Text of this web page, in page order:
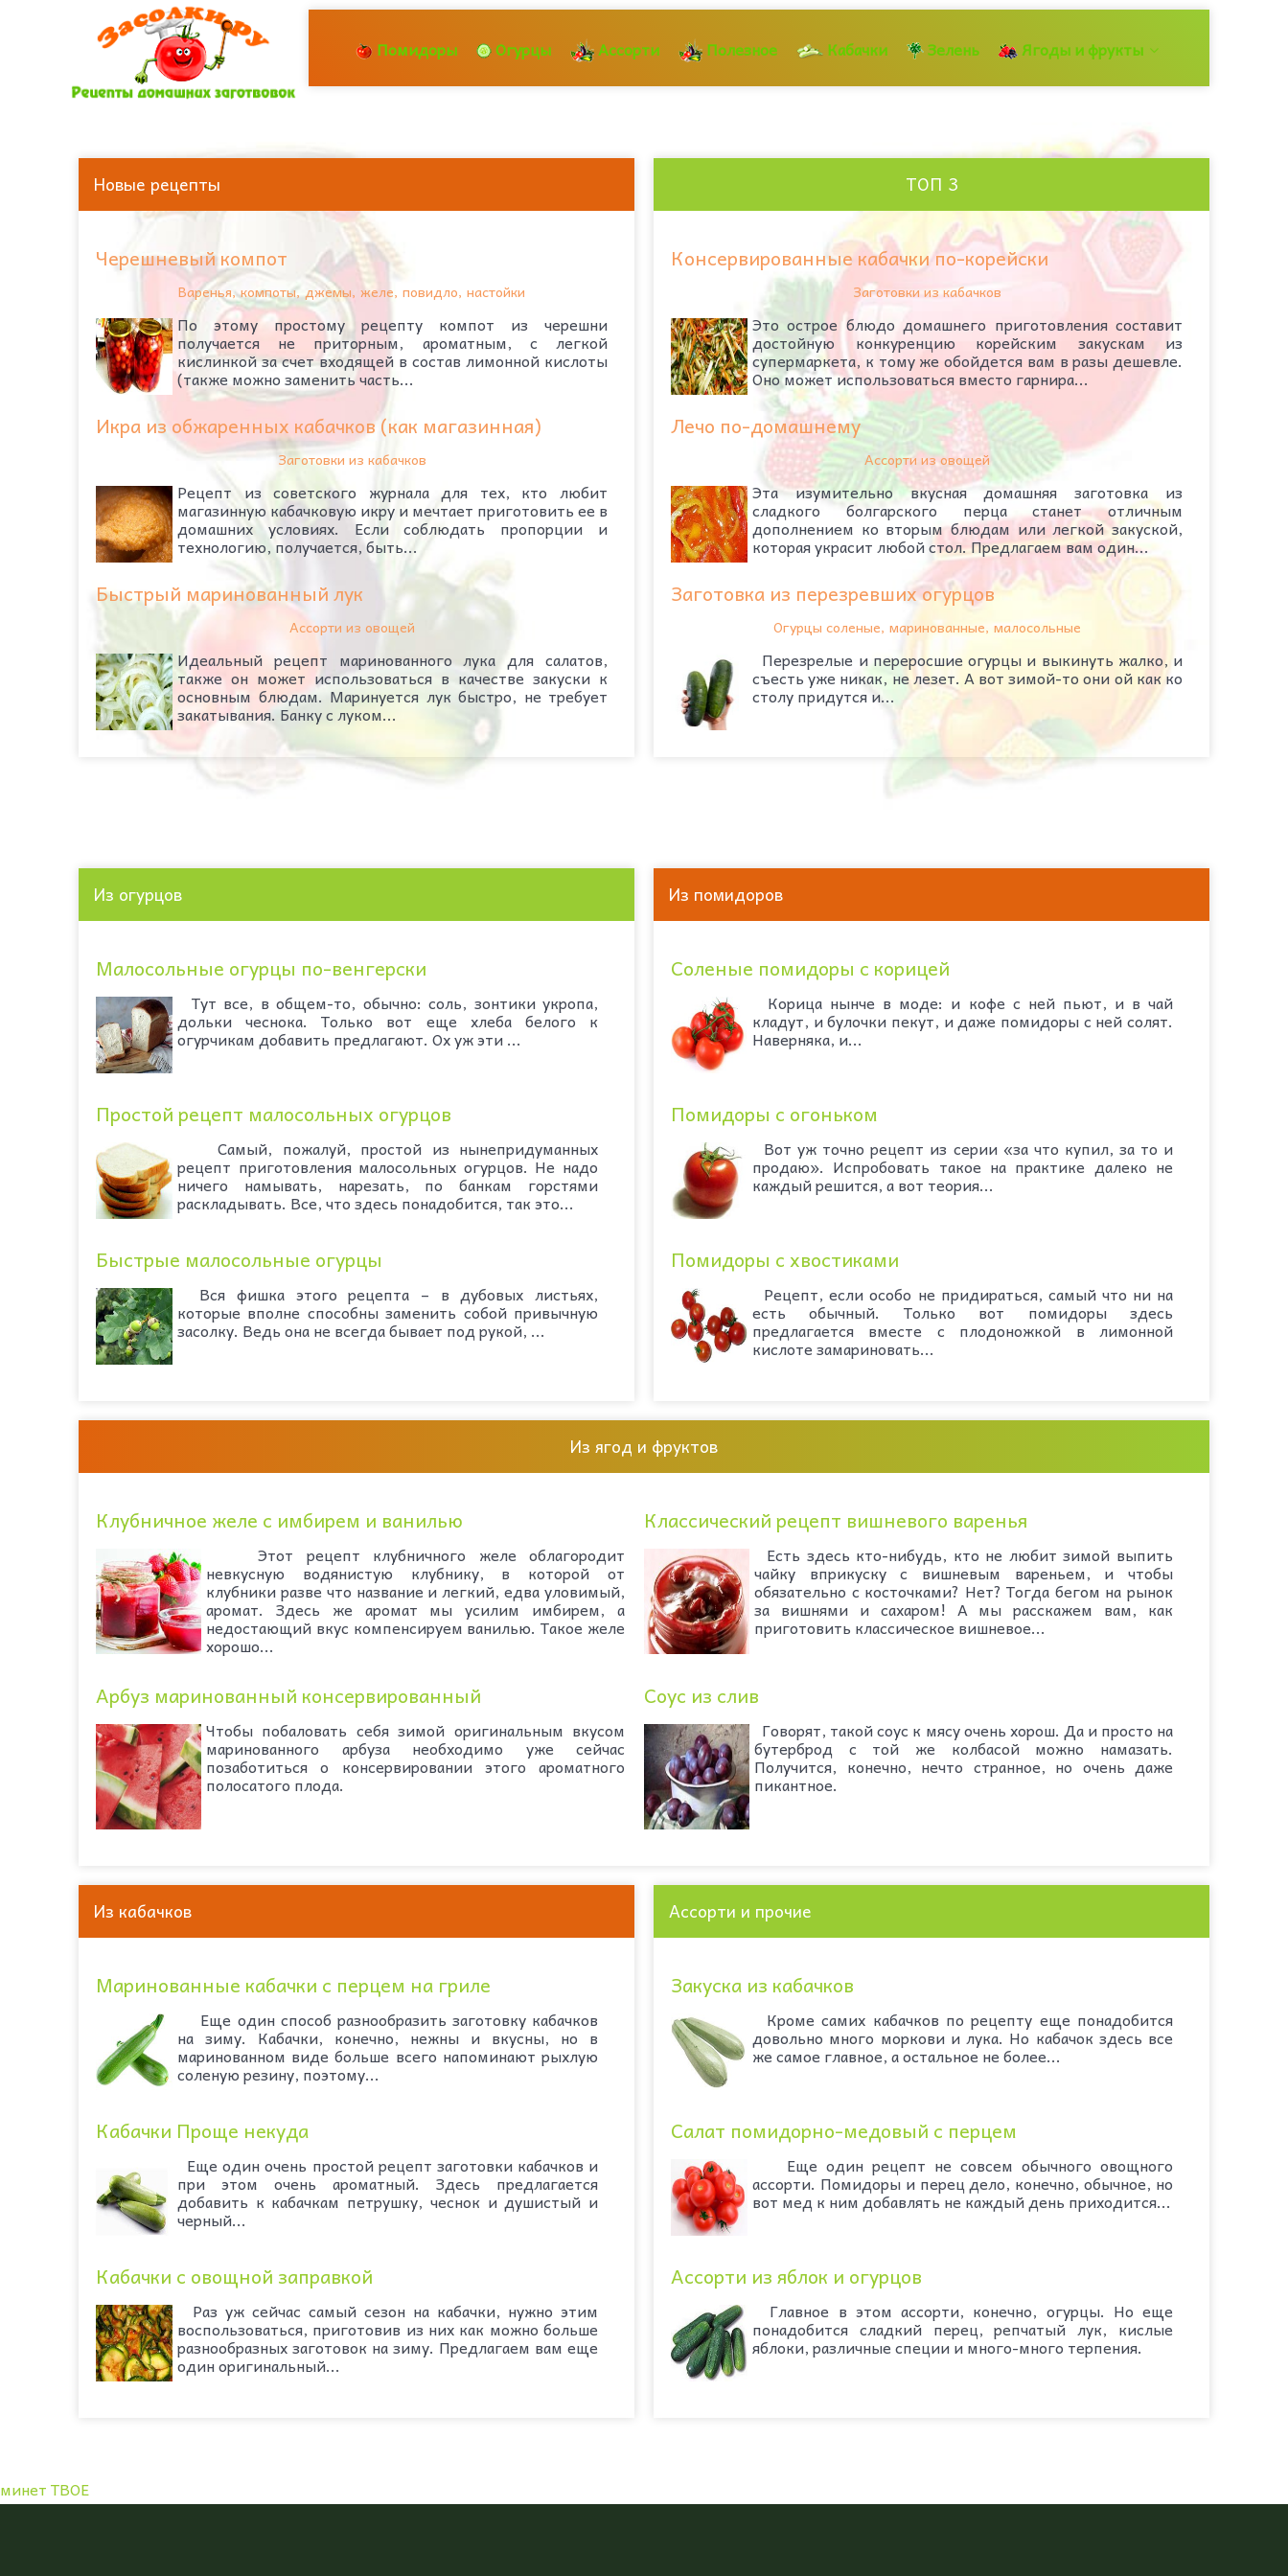
Помидоры Огурцы Ассорти Полезное Кабачки Зелень Ягоды и фрукты
Новые рецепты
Черешневый компот
Варенья, компоты, джемы, желе, повидло, настойки
По этому простому рецепту компот из черешни
получается не приторным, ароматным, с легкой
кислинкой за счет входящей в состав лимонной кислоты
(также можно заменить часть...
Икра из обжаренных кабачков (как магазинная)
Заготовки из кабачков
Рецепт из советского журнала для тех, кто любит
магазинную кабачковую икру и мечтает приготовить ее в
домашних условиях. Если соблюдать пропорции и
технологию, получается, быть...
Быстрый маринованный лук
Ассорти из овощей
Идеальный рецепт маринованного лука для салатов,
также он может использоваться в качестве закуски к
основным блюдам. Маринуется лук быстро, не требует
закатывания. Банку с луком...
ТОП 3
Консервированные кабачки по-корейски
Заготовки из кабачков
Это острое блюдо домашнего приготовления составит
достойную конкуренцию корейским закускам из
супермаркета, к тому же обойдется вам в разы дешевле.
Оно может использоваться вместо гарнира...
Лечо по-домашнему
Ассорти из овощей
Эта изумительно вкусная домашняя заготовка из
сладкого болгарского перца станет отличным
дополнением ко вторым блюдам или легкой закуской,
которая украсит любой стол. Предлагаем вам один...
Заготовка из перезревших огурцов
Огурцы соленые, маринованные, малосольные
Перезрелые и переросшие огурцы и выкинуть жалко, и
съесть уже никак, не лезет. А вот зимой-то они ой как ко
столу придутся и...
Из огурцов
Малосольные огурцы по-венгерски
Тут все, в общем-то, обычно: соль, зонтики укропа,
дольки чеснока. Только вот еще хлеба белого к
огурчикам добавить предлагают. Ох уж эти ...
Простой рецепт малосольных огурцов
Самый, пожалуй, простой из нынепридуманных
рецепт приготовления малосольных огурцов. Не надо
ничего намывать, нарезать, по банкам горстями
раскладывать. Все, что здесь понадобится, так это...
Быстрые малосольные огурцы
Вся фишка этого рецепта – в дубовых листьях,
которые вполне способны заменить собой привычную
засолку. Ведь она не всегда бывает под рукой, ...
Из помидоров
Соленые помидоры с корицей
Корица нынче в моде: и кофе с ней пьют, и в чай
кладут, и булочки пекут, и даже помидоры с ней солят.
Наверняка, и...
Помидоры с огоньком
Вот уж точно рецепт из серии «за что купил, за то и
продаю». Испробовать такое на практике далеко не
каждый решится, а вот теория...
Помидоры с хвостиками
Рецепт, если особо не придираться, самый что ни на
есть обычный. Только вот помидоры здесь
предлагается вместе с плодоножкой в лимонной
кислоте замариновать...
Из ягод и фруктов
Клубничное желе с имбирем и ванилью
Этот рецепт клубничного желе облагородит
невкусную водянистую клубнику, в которой от
клубники разве что название и легкий, едва уловимый,
аромат. Здесь же аромат мы усилим имбирем, а
недостающий вкус компенсируем ванилью. Такое желе
хорошо...
Классический рецепт вишневого варенья
Есть здесь кто-нибудь, кто не любит зимой выпить
чайку вприкуску с вишневым вареньем, и чтобы
обязательно с косточками? Нет? Тогда бегом на рынок
за вишнями и сахаром! А мы расскажем вам, как
приготовить классическое вишневое...
Арбуз маринованный консервированный
Чтобы побаловать себя зимой оригинальным вкусом
маринованного арбуза необходимо уже сейчас
позаботиться о консервировании этого ароматного
полосатого плода.
Соус из слив
Говорят, такой соус к мясу очень хорош. Да и просто на
бутерброд с той же колбасой можно намазать.
Получится, конечно, нечто странное, но очень даже
пикантное.
Из кабачков
Маринованные кабачки с перцем на гриле
Еще один способ разнообразить заготовку кабачков
на зиму. Кабачки, конечно, нежны и вкусны, но в
маринованном виде больше всего напоминают рыхлую
соленую резину, поэтому...
Кабачки Проще некуда
Еще один очень простой рецепт заготовки кабачков и
при этом очень ароматный. Здесь предлагается
добавить к кабачкам петрушку, чеснок и душистый и
черный...
Кабачки с овощной заправкой
Раз уж сейчас самый сезон на кабачки, нужно этим
воспользоваться, приготовив из них как можно больше
разнообразных заготовок на зиму. Предлагаем вам еще
один оригинальный...
Ассорти и прочие
Закуска из кабачков
Кроме самих кабачков по рецепту еще понадобится
довольно много моркови и лука. Но кабачок здесь все
же самое главное, а остальное не более...
Салат помидорно-медовый с перцем
Еще один рецепт не совсем обычного овощного
ассорти. Помидоры и перец дело, конечно, обычное, но
вот мед к ним добавлять не каждый день приходится...
Ассорти из яблок и огурцов
Главное в этом ассорти, конечно, огурцы. Но еще
понадобится сладкий перец, репчатый лук, кислые
яблоки, различные специи и много-много терпения.
минет ТВОЕ